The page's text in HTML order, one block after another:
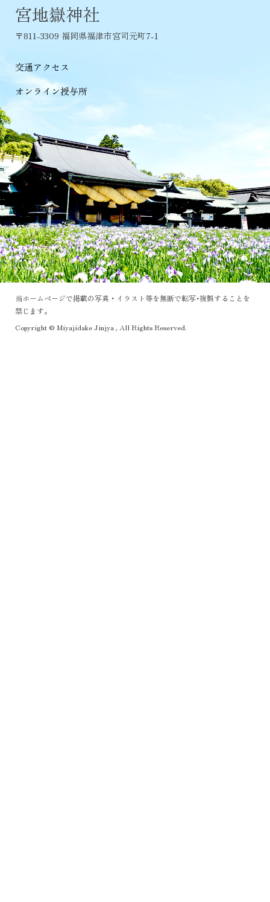
宮地嶽神社
〒811-3309 福岡県福津市宮司元町7-1
交通アクセス
オンライン授与所
当ホームページで掲載の写真・イラスト等を無断で転写･複製することを
禁じます。
Copyright © Miyajidake Jinjya , All Rights Reserved.